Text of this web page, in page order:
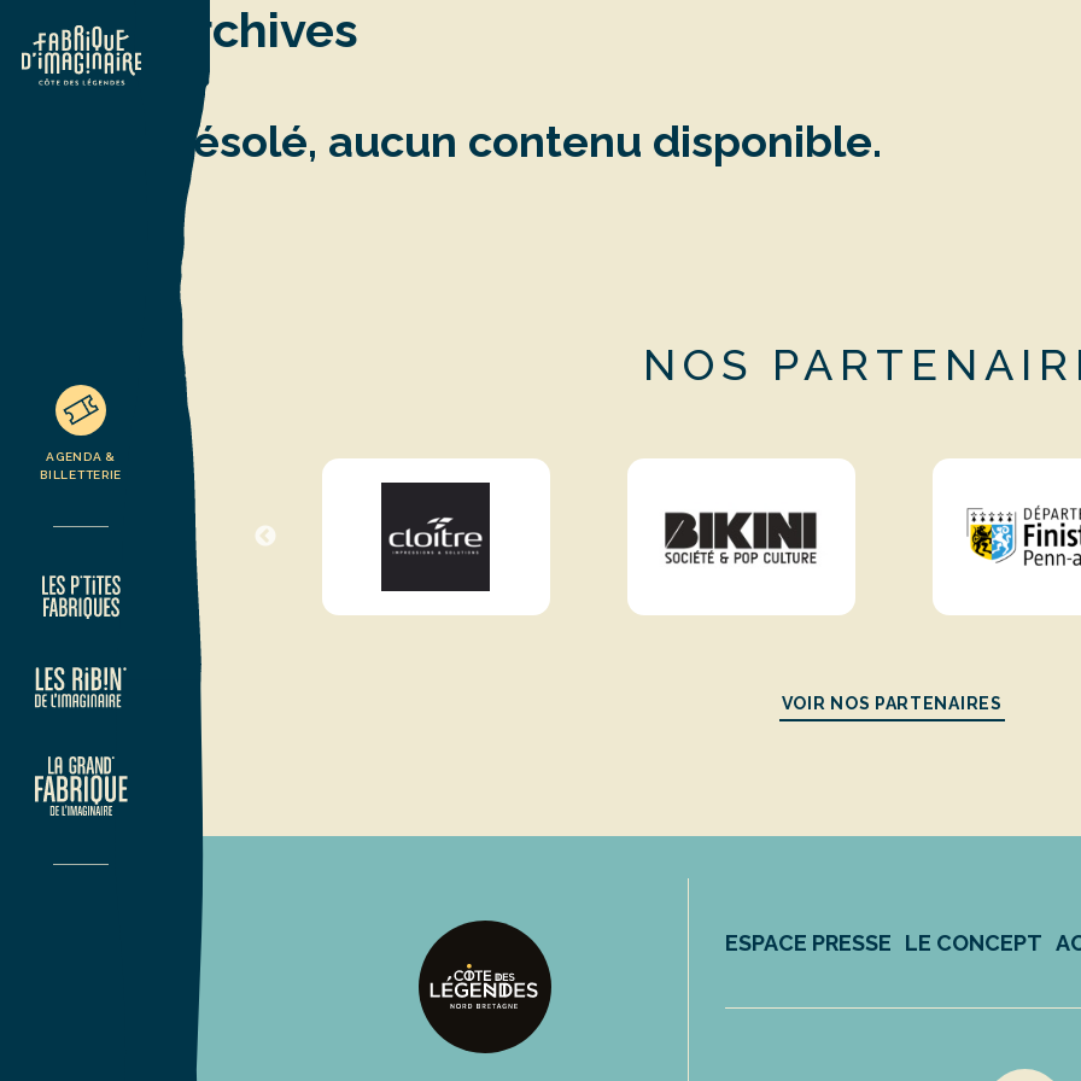
AGENDA &
BILLETTERIE
Archives
Désolé, aucun contenu disponible.
NOS
VOIR NOS PARTENAIRES
ESPACE PRESSE LE CONCEPT